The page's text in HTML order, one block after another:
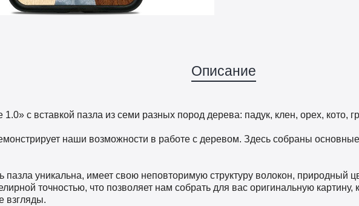
Описание
1.0» c вставкой пазла из семи разных пород дерева: падук, клен, орех, кото,
наши возможности в работе с деревом. Здесь собраны
пазла уникальна, имеет свою неповторимую структуру волокон, природный
точностью, что позволяет нам собрать для вас оригинальную картину,
взгляды.